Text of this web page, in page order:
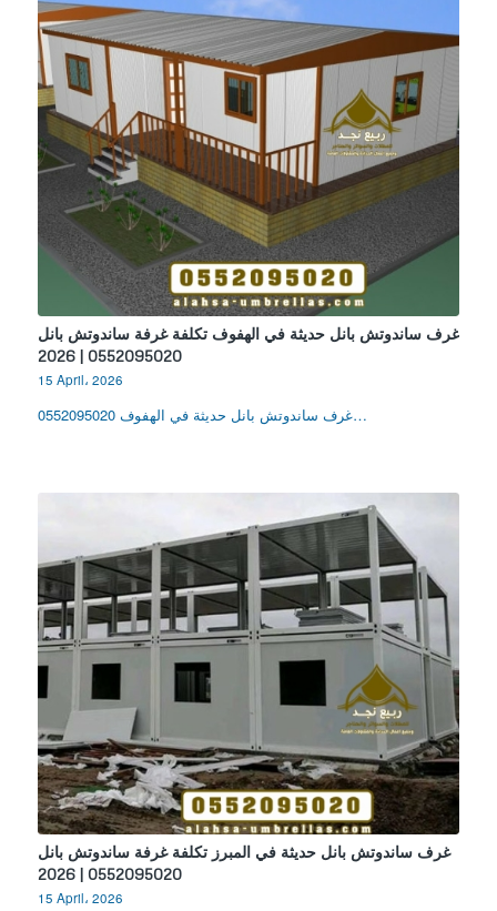
غرف ساندوتش بانل حديثة في الهفوف تكلفة غرفة ساندوتش بانل
0552095020 | 2026
15 April، 2026
غرف ساندوتش بانل حديثة في الهفوف 0552095020…
غرف ساندوتش بانل حديثة في المبرز تكلفة غرفة ساندوتش بانل
0552095020 | 2026
15 April، 2026